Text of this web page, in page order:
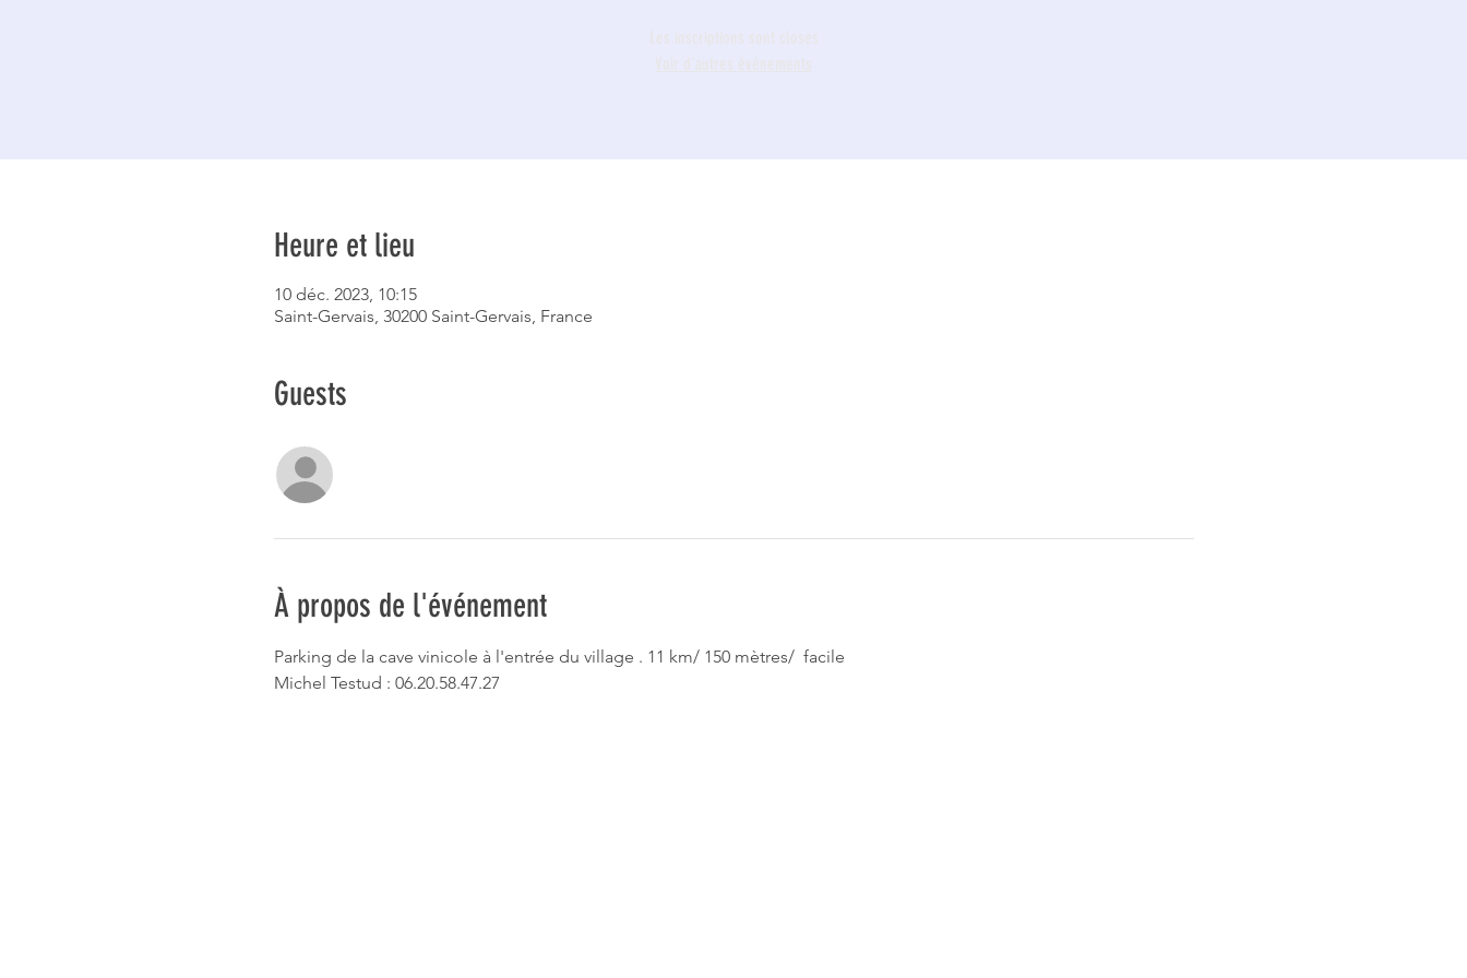
Heure et lieu
10 déc. 2023, 10:15
Saint-Gervais, 30200 Saint-Gervais, France
Guests
À propos de l'événement
Parking de la cave vinicole à l'entrée du village . 11 km/ 150 mètres/  facile
Michel Testud : 06.20.58.47.27